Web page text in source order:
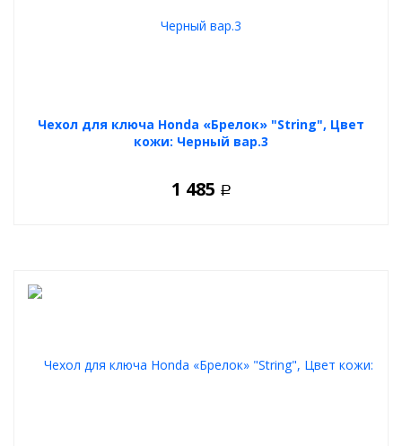
Чехол для ключа Honda «Брелок» "String", Цвет
кожи: Черный вар.3
1 485 Р